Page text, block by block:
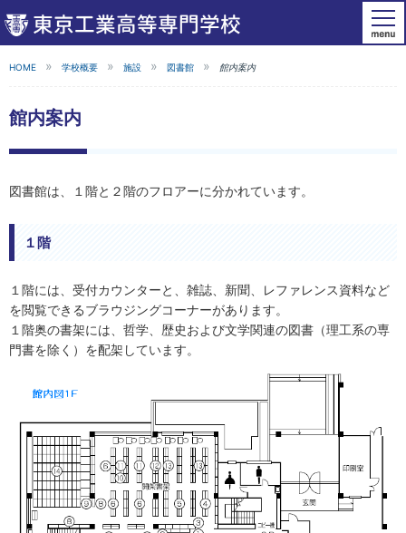
HOME 学校概要 施設 図書館 館内案内
館内案内
図書館は、１階と２階のフロアーに分かれています。
１階
１階には、受付カウンターと、雑誌、新聞、レファレンス資料など
を閲覧できるブラウジングコーナーがあります。
１階奥の書架には、哲学、歴史および文学関連の図書（理工系の専
門書を除く）を配架しています。